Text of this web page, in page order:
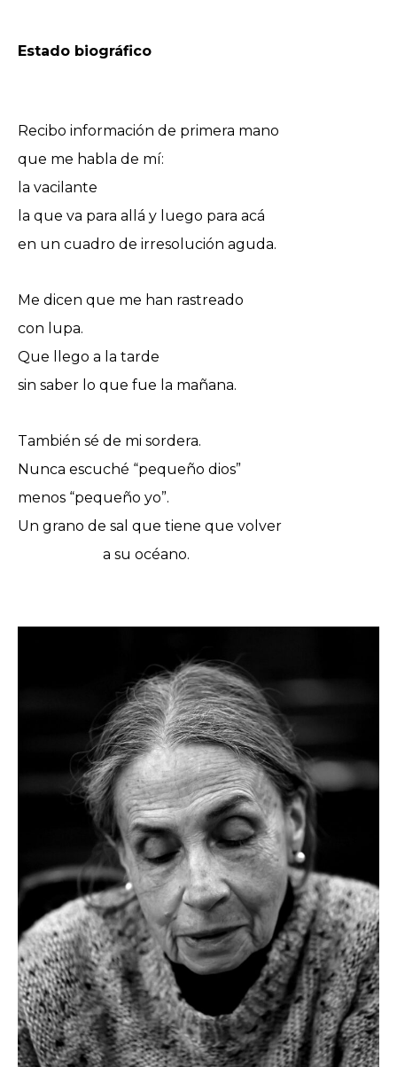
Estado biográfico
Recibo información de primera mano
que me habla de mí:
la vacilante
la que va para allá y luego para acá
en un cuadro de irresolución aguda.
Me dicen que me han rastreado
con lupa.
Que llego a la tarde
sin saber lo que fue la mañana.
También sé de mi sordera.
Nunca escuché “pequeño dios”
menos “pequeño yo”.
Un grano de sal que tiene que volver
a su océano.